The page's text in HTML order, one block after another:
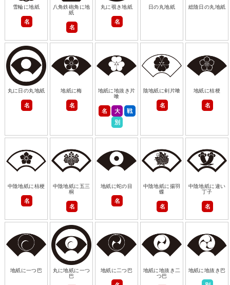
雪輪に地紙
名
八角鉄砲角に地
紙
名
丸に覗き地紙
名
日の丸地紙 総陰日の丸地紙
丸に日の丸地紙
名
地紙に梅
名
地紙に地抜き片
喰
名 大
戦
別
陰地紙に剣片喰
名
地紙に桔梗
名
中陰地紙に桔梗
名
中陰地紙に五三
桐
名
地紙に蛇の目
名
中陰地紙に揚羽
蝶
名
中陰地紙に違い
丁子
名
地紙に一つ巴
丸に地紙に一つ
巴
地紙に二つ巴
地紙に地抜き二
つ巴
地紙に地抜き巴